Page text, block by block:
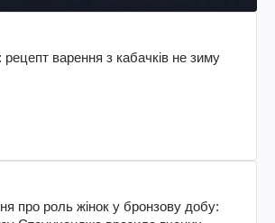
рецепт варення з кабачків не зиму
про роль жінок у бронзову добу: